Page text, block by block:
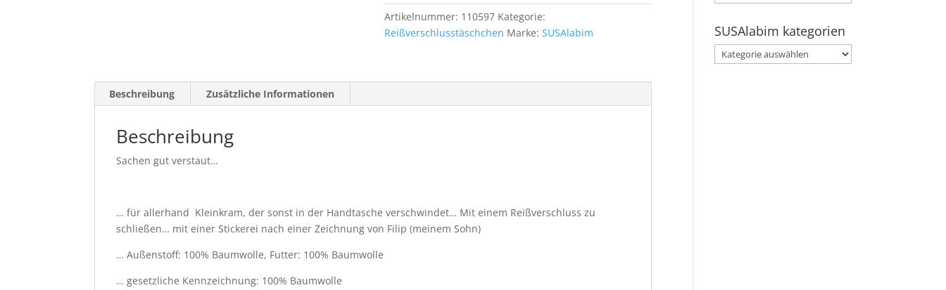
Artikelnummer: 110597 Kategorie:
Reißverschlusstäschchen Marke:SUSAlabim
Beschreibung Zusätzliche Informationen
Beschreibung
Sachen gut verstaut…
… für allerhand Kleinkram, der sonst in der Handtasche verschwindet… Mit einem Reißverschluss zu
schließen… mit einer Stickerei nach einer Zeichnung von Filip (meinem Sohn)
… Außenstoff: 100% Baumwolle, Futter: 100% Baumwolle
… gesetzliche Kennzeichnung: 100% Baumwolle
archive
SUSAlabim kategorien
SUSAlabim
kategorien